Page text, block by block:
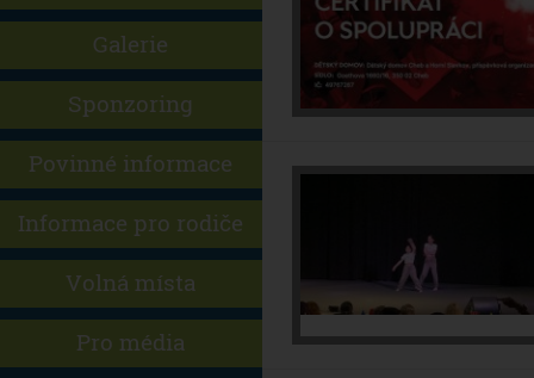
Galerie
Sponzoring
Povinné informace
Informace pro rodiče
Volná místa
Pro média